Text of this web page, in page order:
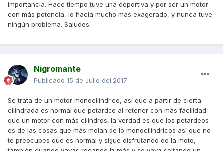
importancia. Hace tiempo tuve una deportiva y por ser un motor
con más potencia, lo hacia mucho mas exagerado, y nunca tuve
ningún problema. Saludos.
Nigromante
Publicado 15 de Julio del 2017
Se trata de un motor monocilindrico, así que a partir de cierta
cilindrada es normal que petardee al retener con más facilidad
que un motor con más cilindros, la verdad es que los petardeos
es de las cosas que más molan de lo monocilindricos así que no
te preocupes que es normal y sigue disfrutando de la moto,